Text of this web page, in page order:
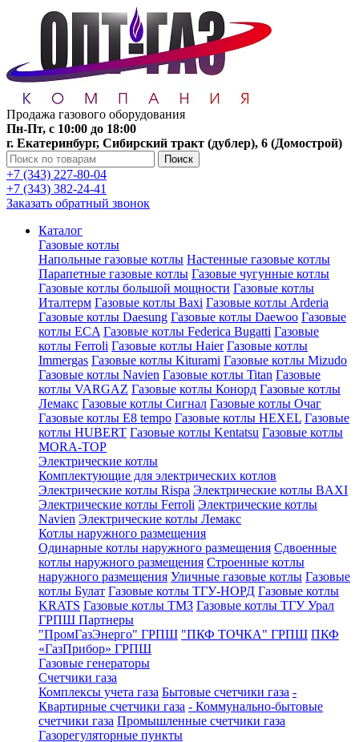
Продажа газового оборудования
Пн-Пт, с 10:00 до 18:00
г. Екатеринбург, Сибирский тракт (дублер), 6 (Домострой)
Поиск
+7 (343) 227-80-04
+7 (343) 382-24-41
Заказать обратный звонок
Каталог
Газовые котлы
Напольные газовые котлы Настенные газовые котлы
Парапетные газовые котлы Газовые чугунные котлы
Газовые котлы большой мощности Газовые котлы
Италтерм Газовые котлы Baxi Газовые котлы Arderia
Газовые котлы Daesung Газовые котлы Daewoo Газовые
котлы ECA Газовые котлы Federica Bugatti Газовые
котлы Ferroli Газовые котлы Haier Газовые котлы
Immergas Газовые котлы Kiturami Газовые котлы Mizudo
Газовые котлы Navien Газовые котлы Titan Газовые
котлы VARGAZ Газовые котлы Конорд Газовые котлы
Лемакс Газовые котлы Сигнал Газовые котлы Очаг
Газовые котлы E8 tempo Газовые котлы HEXEL Газовые
котлы HUBERT Газовые котлы Kentatsu Газовые котлы
MORA-TOP
Электрические котлы
Комплектующие для электрических котлов
Электрические котлы Rispa Электрические котлы BAXI
Электрические котлы Ferroli Электрические котлы
Navien Электрические котлы Лемакс
Котлы наружного размещения
Одинарные котлы наружного размещения Сдвоенные
котлы наружного размещения Строенные котлы
наружного размещения Уличные газовые котлы Газовые
котлы Булат Газовые котлы ТГУ-НОРД Газовые котлы
KRATS Газовые котлы ТМЗ Газовые котлы ТГУ Урал
ГРПШ Партнеры
"ПромГазЭнерго" ГРПШ "ПКФ ТОЧКА" ГРПШ ПКФ
«ГазПрибор» ГРПШ
Газовые генераторы
Счетчики газа
Комплексы учета газа Бытовые счетчики газа -
Квартирные счетчики газа - Коммунально-бытовые
счетчики газа Промышленные счетчики газа
Газорегуляторные пункты